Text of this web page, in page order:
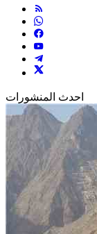
احدث المنشورات